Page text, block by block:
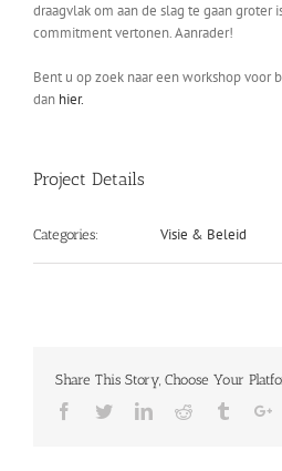
draagvlak om aan de slag te gaan groter
commitment vertonen. Aanrader!
Bent u op zoek naar een workshop voor
dan hier.
Project Details
Categories: Visie & Beleid
Share This Story, Choose Your
Facebook
TwitterLinkedinReddit Tumblr